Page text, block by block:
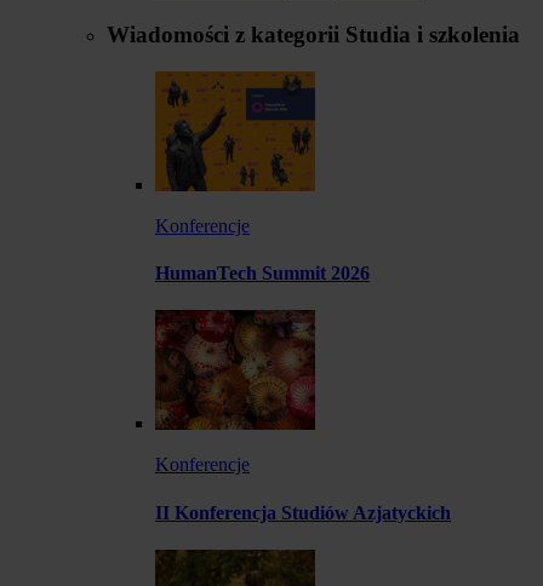
Wiadomości z kategorii Studia i szkolenia
Konferencje
HumanTech Summit 2026
Konferencje
II Konferencja Studiów Azjatyckich